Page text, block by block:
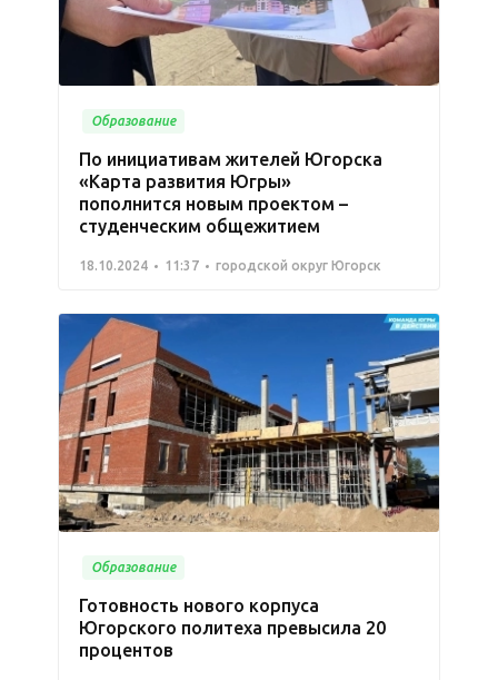
Образование
По инициативам жителей Югорска
«Карта развития Югры»
пополнится новым проектом –
студенческим общежитием
18.10.2024 11:37 городской округ Югорск
Образование
Готовность нового корпуса
Югорского политеха превысила 20
процентов